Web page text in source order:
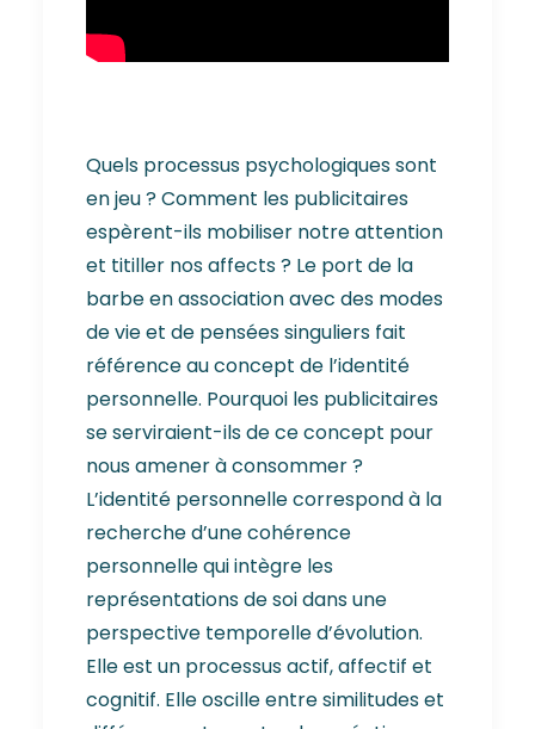
Quels processus psychologiques sont
en jeu ? Comment les publicitaires
espèrent-ils mobiliser notre attention
et titiller nos affects ? Le port de la
barbe en association avec des modes
de vie et de pensées singuliers fait
référence au concept de l’identité
personnelle. Pourquoi les publicitaires
se serviraient-ils de ce concept pour
nous amener à consommer ?
L’identité personnelle correspond à la
recherche d’une cohérence
personnelle qui intègre les
représentations de soi dans une
perspective temporelle d’évolution.
Elle est un processus actif, affectif et
cognitif. Elle oscille entre similitudes et